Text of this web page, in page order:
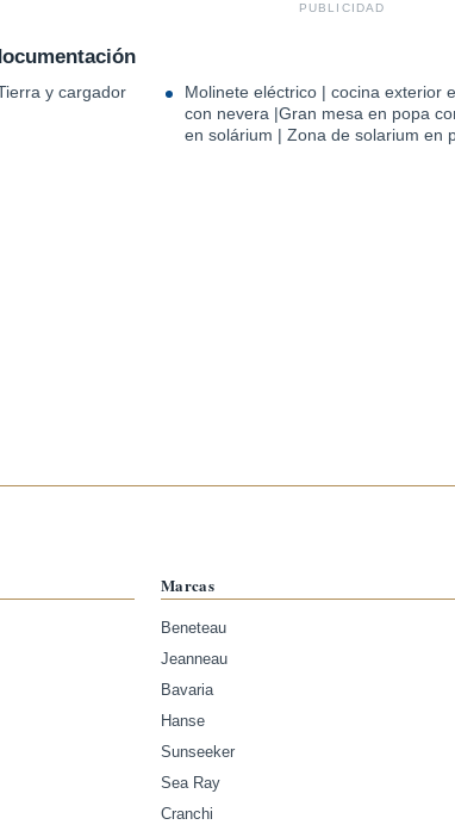
PUBLICIDAD
y cargador
Molinete eléctrico | cocina exterior
con nevera |Gran mesa en popa
en solárium | Zona de solarium en
Marcas
Beneteau
Jeanneau
Bavaria
Hanse
Sunseeker
Sea Ray
Cranchi